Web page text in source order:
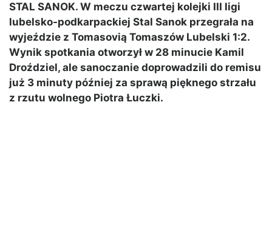
STAL SANOK. W meczu czwartej kolejki III ligi
lubelsko-podkarpackiej Stal Sanok przegrała na
wyjeździe z Tomasovią Tomaszów Lubelski 1:2.
Wynik spotkania otworzył w 28 minucie Kamil
Droździel, ale sanoczanie doprowadzili do remisu
już 3 minuty później za sprawą pięknego strzału
z rzutu wolnego Piotra Łuczki.